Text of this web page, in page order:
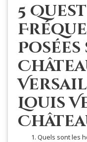
5
Louis
Quels sont les